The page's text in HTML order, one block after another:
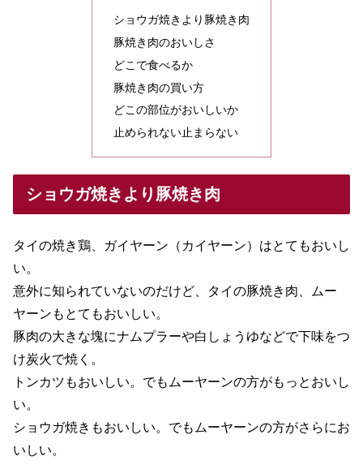
ショウガ焼きより豚焼き肉
豚焼き肉のおいしさ
どこで食べるか
豚焼き肉の買い方
どこの部位がおいしいか
止められない止まらない
ショウガ焼きより豚焼き肉
タイの焼き鶏、ガイヤーン（カイヤーン）はとてもおいし
い。
意外に知られていないのだけど、タイの豚焼き肉、ムー
ヤーンもとてもおいしい。
豚肉の大きな塊にナムプラーや白しょうゆなどで下味をつ
け炭火で焼く。
トンカツもおいしい。でもムーヤーンの方がもっとおいし
い。
ショウガ焼きもおいしい。でもムーヤーンの方がさらにお
いしい。